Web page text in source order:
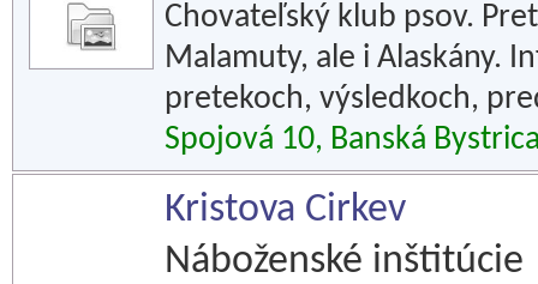
Chovateľský klub psov.
Malamuty, ale i Alaskány.
pretekoch, výsledkoch,
Spojová 10, Banská
Kristova Cirkev
Náboženské inštitúcie